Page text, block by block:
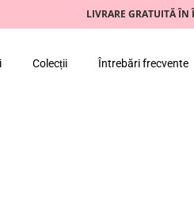
LIVRARE GRATUITĂ ÎN
Colecții Întrebări frecvente